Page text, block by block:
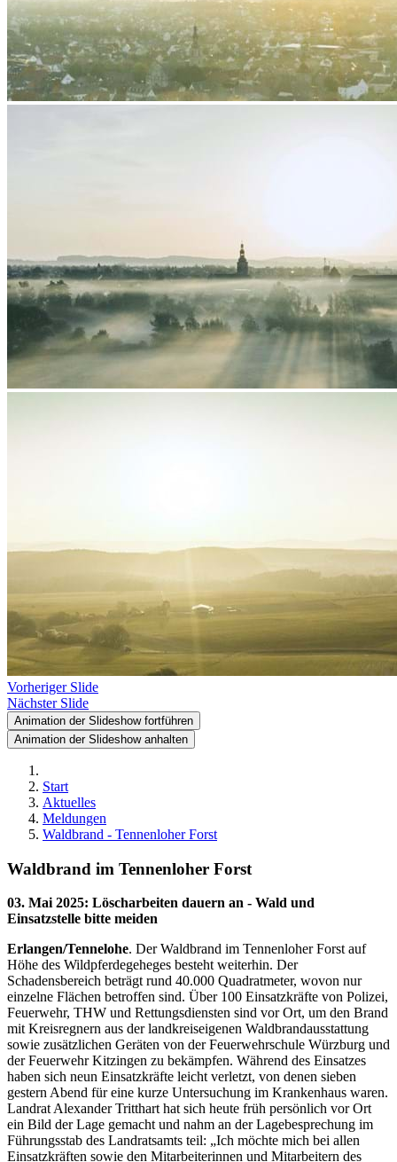
Vorheriger Slide
Nächster Slide
Animation der Slideshow fortführen
Animation der Slideshow anhalten
Start
Aktuelles
Meldungen
Waldbrand - Tennenloher Forst
Waldbrand im Tennenloher Forst
03. Mai 2025: Löscharbeiten dauern an - Wald und
Einsatzstelle bitte meiden
Erlangen/Tennelohe. Der Waldbrand im Tennenloher Forst auf
Höhe des Wildpferdegeheges besteht weiterhin. Der
Schadensbereich beträgt rund 40.000 Quadratmeter, wovon nur
einzelne Flächen betroffen sind. Über 100 Einsatzkräfte von Polizei,
Feuerwehr, THW und Rettungsdiensten sind vor Ort, um den Brand
mit Kreisregnern aus der landkreiseigenen Waldbrandausstattung
sowie zusätzlichen Geräten von der Feuerwehrschule Würzburg und
der Feuerwehr Kitzingen zu bekämpfen. Während des Einsatzes
haben sich neun Einsatzkräfte leicht verletzt, von denen sieben
gestern Abend für eine kurze Untersuchung im Krankenhaus waren.
Landrat Alexander Tritthart hat sich heute früh persönlich vor Ort
ein Bild der Lage gemacht und nahm an der Lagebesprechung im
Führungsstab des Landratsamts teil: „Ich möchte mich bei allen
Einsatzkräften sowie den Mitarbeiterinnen und Mitarbeitern des